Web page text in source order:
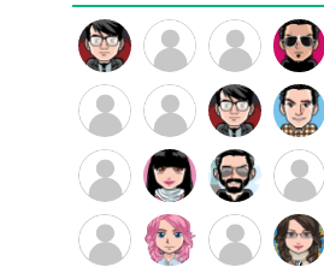
رضا
کاظمی
زهرا ~ ابتین
سید
محمد
موسوی
مهدی
سلطانی
داود
رضیی
طرفدار
میلی
بابی
براون
کیوان
کیانی
امیردلتا امیروو
ملیکا
منتظری
عارفه
داستانپور